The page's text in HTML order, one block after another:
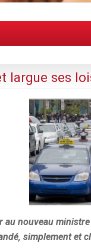
largue ses
au nouveau
simplement et